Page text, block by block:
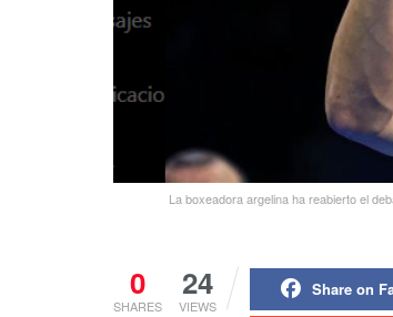
La boxeadora argelina ha reabierto el
0
SHARES
24
VIEWS
Share on